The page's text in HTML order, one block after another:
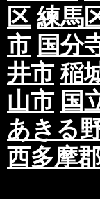
区 練馬
市 国分
井市 稲
山市 国
あきる
西多摩